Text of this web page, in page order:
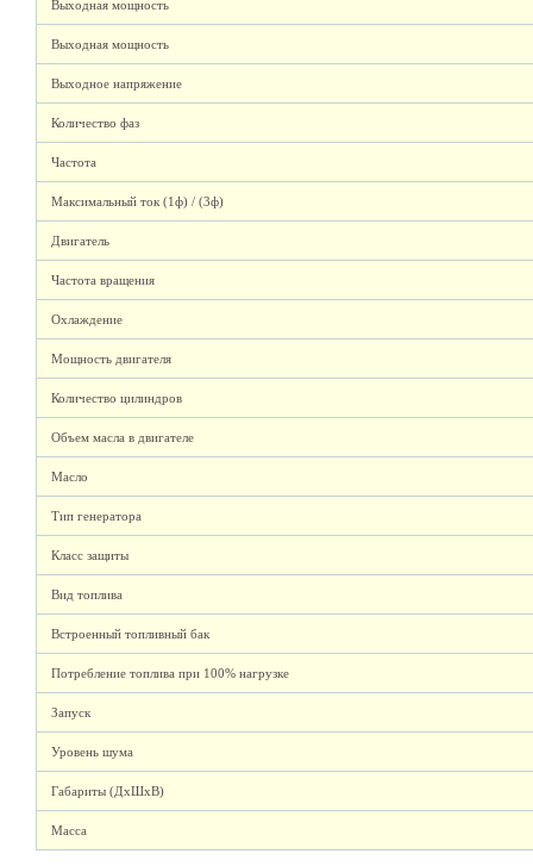
Выходная мощность
Выходная мощность
Выходное напряжение
Количество фаз
Частота
Максимальный ток (1ф) / (3ф)
Двигатель
Частота вращения
Охлаждение
Мощность двигателя
Количество цилиндров
Объем масла в двигателе
Масло
Тип генератора
Класс защиты
Вид топлива
Встроенный топливный бак
Потребление топлива при 100% нагрузке
Запуск
Уровень шума
Габариты (ДхШхВ)
Масса